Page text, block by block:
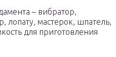
– вибратор,
лопату, мастерок, шпатель,
для приготовления